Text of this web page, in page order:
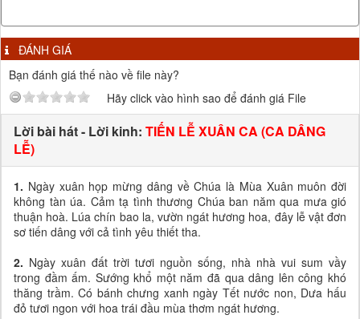
ĐÁNH GIÁ
Bạn đánh giá thế nào về file này?
Hãy click vào hình sao để đánh giá File
Lời bài hát - Lời kinh: TIẾN LỄ XUÂN CA (CA DÂNG
LỄ)
1. Ngày xuân họp mừng dâng về Chúa là Mùa Xuân muôn đời
không tàn úa. Cảm tạ tình thương Chúa ban năm qua mưa gió
thuận hoà. Lúa chín bao la, vườn ngát hương hoa, đây lễ vật đơn
sơ tiến dâng với cả tình yêu thiết tha.
2. Ngày xuân đất trời tươi nguồn sống, nhà nhà vui sum vầy
trong đầm ấm. Sướng khổ một năm đã qua dâng lên công khó
thăng trầm. Có bánh chưng xanh ngày Tết nước non, Dưa hấu
đỏ tươi ngon với hoa trái đầu mùa thơm ngát hương.